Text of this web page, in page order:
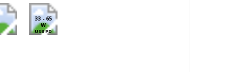
33 - 65
W
USB PD